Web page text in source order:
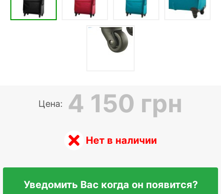
Цена: 4 150 грн
Нет в наличии
Уведомить Вас когда он появится?